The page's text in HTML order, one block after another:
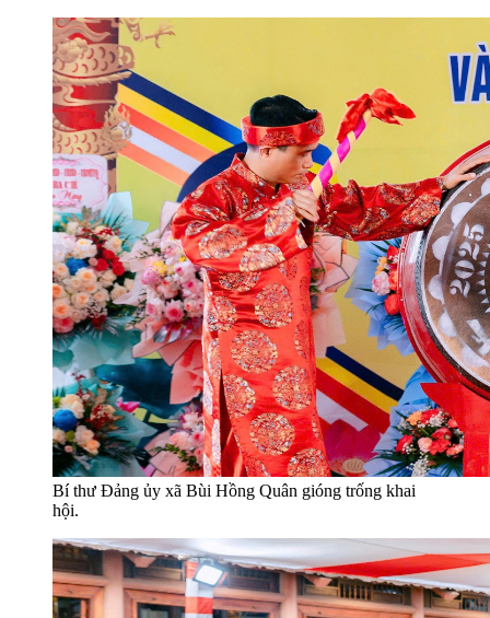
Bí thư Đảng ủy xã Bùi Hồng Quân gióng trống khai
hội.